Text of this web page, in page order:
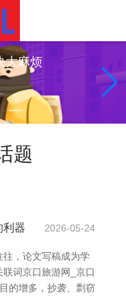
大麻烦
题
利器 2026-05-24
，论文写稿成为学
词京口旅游网_京口
的增多，抄袭、剽窃